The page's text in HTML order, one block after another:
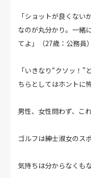
「ショットが良くない
なのが丸分かり。一緒
てよ」（27歳：公務員）
「いきなり“クソッ！
ちらとしてはホントに
男性、女性問わず、こ
ゴルフは紳士淑女のス
気持ちは分からなくも